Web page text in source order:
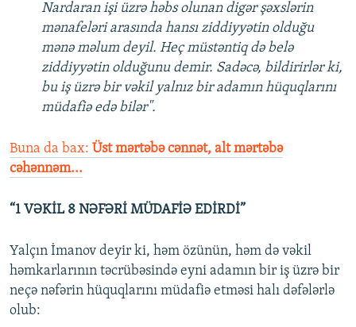
Nardaran işi üzrə həbs olunan digər şəxslərin
mənafeləri arasında hansı ziddiyyətin olduğu
mənə məlum deyil. Heç müstəntiq də belə
ziddiyyətin olduğunu demir. Sadəcə, bildirirlər ki,
bu iş üzrə bir vəkil yalnız bir adamın hüquqlarını
müdafiə edə bilər".
Buna da bax: Üst mərtəbə cənnət, alt mərtəbə
cəhənnəm...
“1 VƏKİL 8 NƏFƏRİ MÜDAFİƏ EDİRDİ”
Yalçın İmanov deyir ki, həm özünün, həm də vəkil
həmkarlarının təcrübəsində eyni adamın bir iş üzrə bir
neçə nəfərin hüquqlarını müdafiə etməsi halı dəfələrlə
olub: